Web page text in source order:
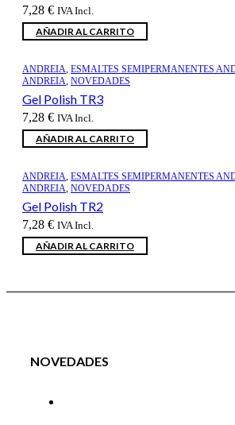
7,28 € IVA Incl.
AÑADIR AL CARRITO
ANDREIA, ESMALTES SEMIPERMANENTES
ANDREIA, NOVEDADES
Gel Polish TR3
7,28 € IVA Incl.
AÑADIR AL CARRITO
ANDREIA, ESMALTES SEMIPERMANENTES
ANDREIA, NOVEDADES
Gel Polish TR2
7,28 € IVA Incl.
AÑADIR AL CARRITO
NOVEDADES